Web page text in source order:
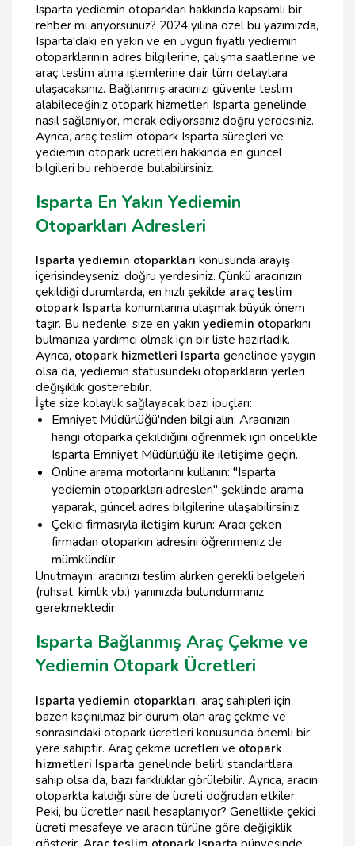
Isparta yediemin otoparkları hakkında kapsamlı bir
rehber mi arıyorsunuz? 2024 yılına özel bu yazımızda,
Isparta'daki en yakın ve en uygun fiyatlı yediemin
otoparklarının adres bilgilerine, çalışma saatlerine ve
araç teslim alma işlemlerine dair tüm detaylara
ulaşacaksınız. Bağlanmış aracınızı güvenle teslim
alabileceğiniz otopark hizmetleri Isparta genelinde
nasıl sağlanıyor, merak ediyorsanız doğru yerdesiniz.
Ayrıca, araç teslim otopark Isparta süreçleri ve
yediemin otopark ücretleri hakkında en güncel
bilgileri bu rehberde bulabilirsiniz.
Isparta En Yakın Yediemin
Otoparkları Adresleri
Isparta yediemin otoparkları konusunda arayış
içerisindeyseniz, doğru yerdesiniz. Çünkü aracınızın
çekildiği durumlarda, en hızlı şekilde araç teslim
otopark Isparta konumlarına ulaşmak büyük önem
taşır. Bu nedenle, size en yakın yediemin otoparkını
bulmanıza yardımcı olmak için bir liste hazırladık.
Ayrıca, otopark hizmetleri Isparta genelinde yaygın
olsa da, yediemin statüsündeki otoparkların yerleri
değişiklik gösterebilir.
İşte size kolaylık sağlayacak bazı ipuçları:
Emniyet Müdürlüğü'nden bilgi alın: Aracınızın
hangi otoparka çekildiğini öğrenmek için öncelikle
Isparta Emniyet Müdürlüğü ile iletişime geçin.
Online arama motorlarını kullanın: "Isparta
yediemin otoparkları adresleri" şeklinde arama
yaparak, güncel adres bilgilerine ulaşabilirsiniz.
Çekici firmasıyla iletişim kurun: Aracı çeken
firmadan otoparkın adresini öğrenmeniz de
mümkündür.
Unutmayın, aracınızı teslim alırken gerekli belgeleri
(ruhsat, kimlik vb.) yanınızda bulundurmanız
gerekmektedir.
Isparta Bağlanmış Araç Çekme ve
Yediemin Otopark Ücretleri
Isparta yediemin otoparkları, araç sahipleri için
bazen kaçınılmaz bir durum olan araç çekme ve
sonrasındaki otopark ücretleri konusunda önemli bir
yere sahiptir. Araç çekme ücretleri ve otopark
hizmetleri Isparta genelinde belirli standartlara
sahip olsa da, bazı farklılıklar görülebilir. Ayrıca, aracın
otoparkta kaldığı süre de ücreti doğrudan etkiler.
Peki, bu ücretler nasıl hesaplanıyor? Genellikle çekici
ücreti mesafeye ve aracın türüne göre değişiklik